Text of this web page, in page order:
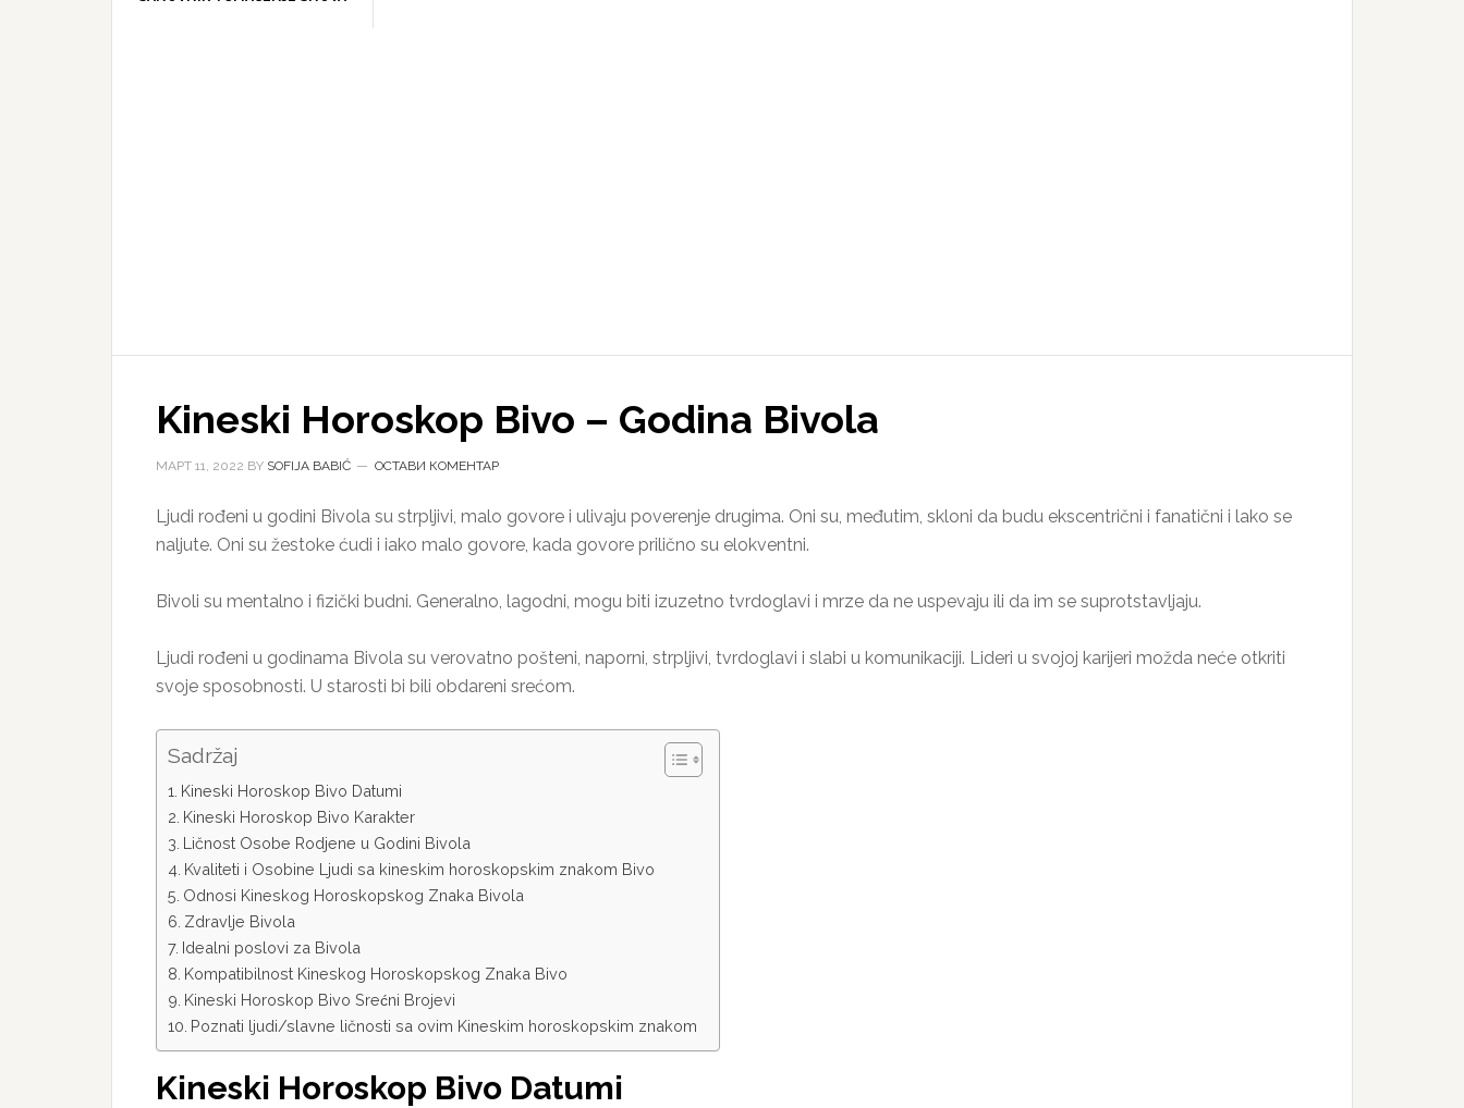
Kineski Horoskop Bivo – Godina Bivola
МАРТ 11, 2022 BY SOFIJA BABIĆ ОСТАВИ КОМЕНТАР
Ljudi rođeni u godini Bivola su strpljivi, malo govore i ulivaju poverenje drugima. Oni su, međutim, skloni da budu ekscentrični i fanatični i lako se
naljute. Oni su žestoke ćudi i iako malo govore, kada govore prilično su elokventni.
Bivoli su mentalno i fizički budni. Generalno, lagodni, mogu biti izuzetno tvrdoglavi i mrze da ne uspevaju ili da im se suprotstavljaju.
Ljudi rođeni u godinama Bivola su verovatno pošteni, naporni, strpljivi, tvrdoglavi i slabi u komunikaciji. Lideri u svojoj karijeri možda neće otkriti
svoje sposobnosti. U starosti bi bili obdareni srećom.
Sadržaj
Kineski Horoskop Bivo Datumi
Kineski Horoskop Bivo Karakter
Ličnost Osobe Rodjene u Godini Bivola
Kvaliteti i Osobine Ljudi sa kineskim horoskopskim znakom Bivo
Odnosi Kineskog Horoskopskog Znaka Bivola
Zdravlje Bivola
Idealni poslovi za Bivola
Kompatibilnost Kineskog Horoskopskog Znaka Bivo
Kineski Horoskop Bivo Srećni Brojevi
Poznati ljudi/slavne ličnosti sa ovim Kineskim horoskopskim znakom
Kineski Horoskop Bivo Datumi